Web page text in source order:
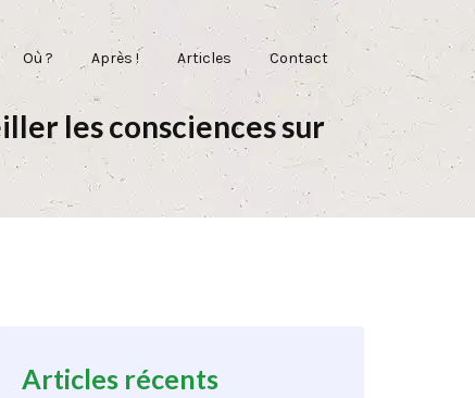
Où ? Après ! Articles Contact
les consciences sur
Articles récents